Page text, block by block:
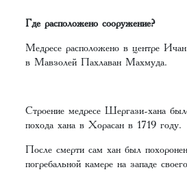
Где расположено сооружение?
Медресе расположено в центре
в Мавзолей Пахлаван Махмуда.
Строение медресе Шергази-хана
похода хана в Хорасан в 1719 году.
После смерти сам хан был
погребальной камере на западе